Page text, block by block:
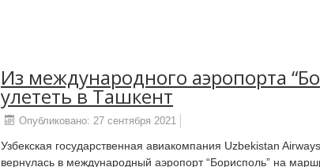
Из международного аэропорта
улететь в Ташкент
Опубликовано: 27 сентября 2021
Узбекская государственная авиакомпания Uzbekistan Airways
вернулась в международный аэропорт “Борисполь” на